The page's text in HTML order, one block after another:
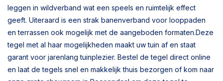
leggen in wildverband wat een speels en ruimtelijk effect
geeft. Uiteraard is een strak banenverband voor looppaden
en terrassen ook mogelijk met de aangeboden formaten.Deze
tegel met al haar mogelijkheden maakt uw tuin af en staat
garant voor jarenlang tuinplezier. Bestel de tegel direct online
en laat de tegels snel en makkelijk thuis bezorgen of kom naar